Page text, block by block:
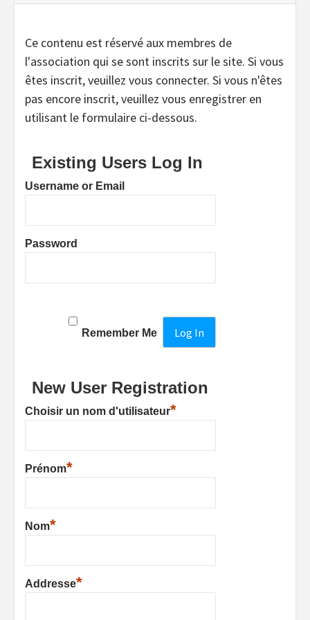
Ce contenu est réservé aux membres de
l'association qui se sont inscrits sur le site. Si vous
êtes inscrit, veuillez vous connecter. Si vous n'êtes
pas encore inscrit, veuillez vous enregistrer en
utilisant le formulaire ci-dessous.
Existing Users Log In
Username or Email
Password
Remember Me
New User Registration
Choisir un nom d'utilisateur*
Prénom*
Nom*
Addresse*